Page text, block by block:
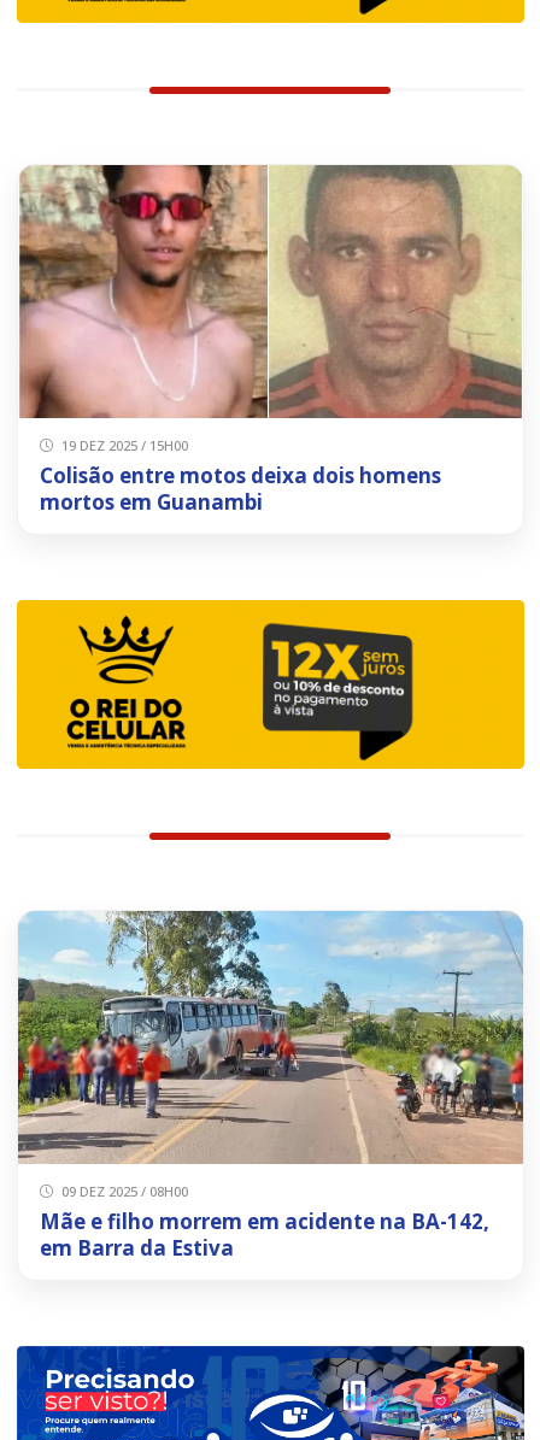
19 DEZ 2025 / 15H00
Colisão entre motos deixa dois homens
mortos em Guanambi
09 DEZ 2025 / 08H00
Mãe e filho morrem em acidente na BA-142,
em Barra da Estiva